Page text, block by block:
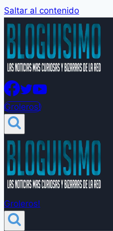
Saltar al contenido
Groleros!
Groleros!